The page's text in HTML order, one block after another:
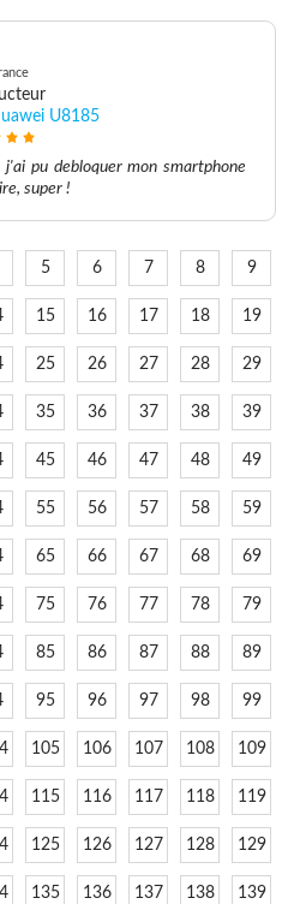
U8185
pu debloquer mon smartphone
super !
5 6 7 8 9
15 16 17 18 19
25 26 27 28 29
35 36 37 38 39
45 46 47 48 49
55 56 57 58 59
65 66 67 68 69
75 76 77 78 79
85 86 87 88 89
95 96 97 98 99
105 106 107 108 109
115 116 117 118 119
125 126 127 128 129
135 136 137 138 139